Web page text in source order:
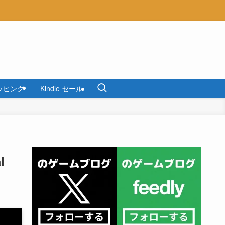
ピング Kindle セール